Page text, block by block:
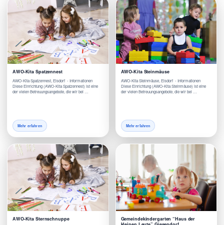
AWO-Kita Spatzennest
AWO-Kita Spatzennest, Elsdorf - Informationen
Diese Einrichtung (AWO-Kita Spatzennest) ist eine
der vielen Betreuungsangebote, die wir bei …
Mehr erfahren
AWO-Kita Steinmäuse
AWO-Kita Steinmäuse, Elsdorf - Informationen
Diese Einrichtung (AWO-Kita Steinmäuse) ist eine
der vielen Betreuungsangebote, die wir bei …
Mehr erfahren
AWO-Kita Sternschnuppe
Gemeindekindergarten “Haus der